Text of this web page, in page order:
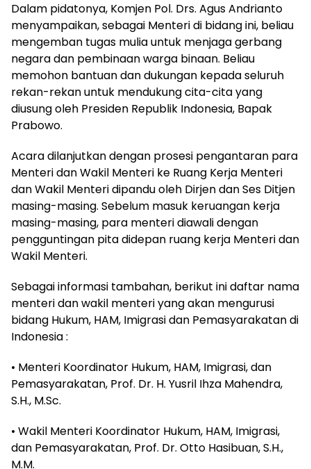
Dalam pidatonya, Komjen Pol. Drs. Agus Andrianto
menyampaikan, sebagai Menteri di bidang ini, beliau
mengemban tugas mulia untuk menjaga gerbang
negara dan pembinaan warga binaan. Beliau
memohon bantuan dan dukungan kepada seluruh
rekan-rekan untuk mendukung cita-cita yang
diusung oleh Presiden Republik Indonesia, Bapak
Prabowo.
Acara dilanjutkan dengan prosesi pengantaran para
Menteri dan Wakil Menteri ke Ruang Kerja Menteri
dan Wakil Menteri dipandu oleh Dirjen dan Ses Ditjen
masing-masing. Sebelum masuk keruangan kerja
masing-masing, para menteri diawali dengan
pengguntingan pita didepan ruang kerja Menteri dan
Wakil Menteri.
Sebagai informasi tambahan, berikut ini daftar nama
menteri dan wakil menteri yang akan mengurusi
bidang Hukum, HAM, Imigrasi dan Pemasyarakatan di
Indonesia :
• Menteri Koordinator Hukum, HAM, Imigrasi, dan
Pemasyarakatan, Prof. Dr. H. Yusril Ihza Mahendra,
S.H., M.Sc.
• Wakil Menteri Koordinator Hukum, HAM, Imigrasi,
dan Pemasyarakatan, Prof. Dr. Otto Hasibuan, S.H.,
M.M.